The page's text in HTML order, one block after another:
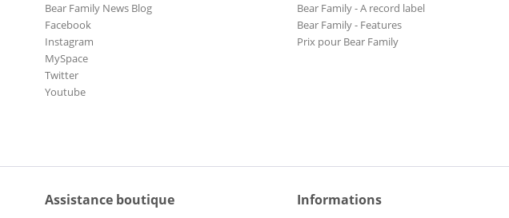
Bear Family News Blog
Facebook
Instagram
MySpace
Twitter
Youtube
Bear Family - A record label
Bear Family - Features
Prix pour Bear Family
Assistance boutique Informations